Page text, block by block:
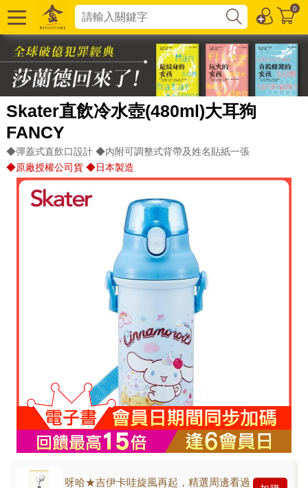
0
Skater直飲冷水壺(480ml)大耳狗
FANCY
◆彈蓋式直飲口設計 ◆內附可調整式背帶及姓名貼紙一張
◆原廠授權公司貨 ◆日本製造
呀哈★吉伊卡哇旋風再起，精選周邊看過